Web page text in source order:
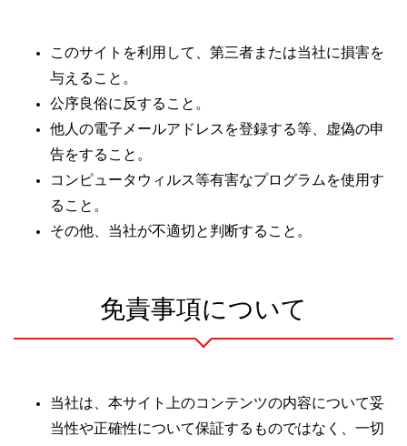
このサイトを利用して、第三者または当社に損害を
与えること。
公序良俗に反すること。
他人の電子メールアドレスを登録する等、虚偽の申
告をすること。
コンピュータウィルス等有害なプログラムを使用す
ること。
その他、当社が不適切と判断すること。
免責事項について
当社は、本サイト上のコンテンツの内容について妥
当性や正確性について保証するものではなく、一切